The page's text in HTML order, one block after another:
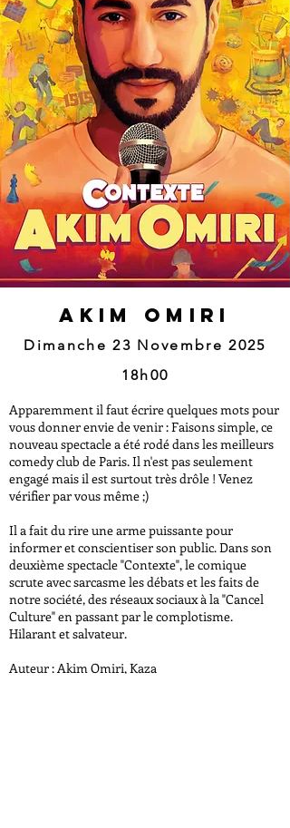
AKIM OMIRI
Dimanche 23 Novembre 2025
18h00
Apparemment il faut écrire quelques mots pour
vous donner envie de venir : Faisons simple, ce
nouveau spectacle a été rodé dans les meilleurs
comedy club de Paris. Il n'est pas seulement
engagé mais il est surtout très drôle ! Venez
vérifier par vous même ;)
Il a fait du rire une arme puissante pour
informer et conscientiser son public. Dans son
deuxième spectacle "Contexte", le comique
scrute avec sarcasme les débats et les faits de
notre société, des réseaux sociaux à la "Cancel
Culture" en passant par le complotisme.
Hilarant et salvateur.
Auteur : Akim Omiri, Kaza